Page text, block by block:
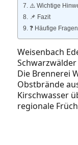
⚠️ Wichtige
📌 Fazit
❓ Häufige
Weisenbach
Die Brennerei
Obstbrände
Kirschwasser
regionale